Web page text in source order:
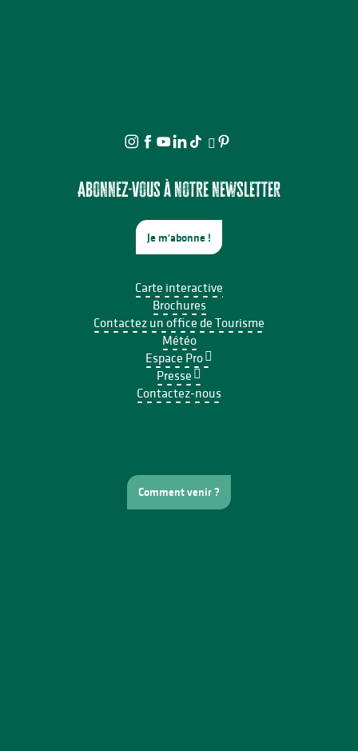
Abonnez-vous à notre newsletter
Je m'abonne !
Carte interactive
Brochures
Contactez un office de Tourisme
Météo
Espace Pro
Presse
Contactez-nous
Comment venir ?